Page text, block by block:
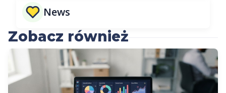
News
Zobacz również